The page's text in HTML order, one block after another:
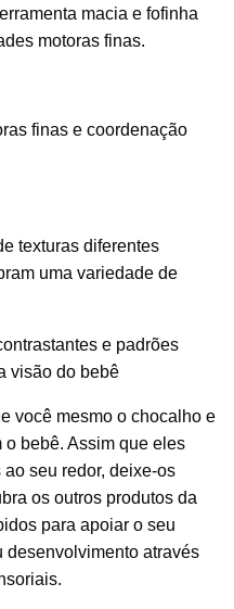
macia e fofinha
motoras finas.
finas e coordenação
texturas diferentes
uma variedade de
e padrões
visão do bebê
você mesmo o chocalho e
bebê. Assim que eles
seu redor, deixe-os
os outros produtos da
para apoiar o seu
desenvolvimento através